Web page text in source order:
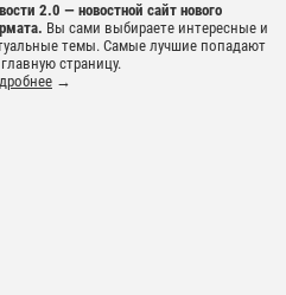
2.0 — новостной сайт нового
Вы сами выбираете интересные и
темы. Самые лучшие попадают
страницу.
→